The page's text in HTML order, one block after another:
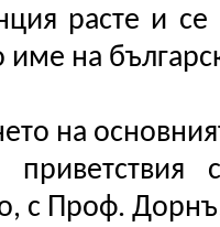
расте и
на
на
с Проф.